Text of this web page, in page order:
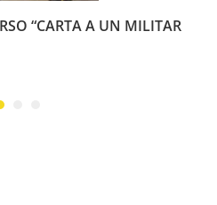
“CARTA A UN MILITAR